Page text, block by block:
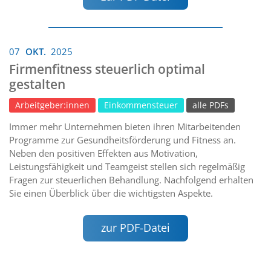
07 OKT. 2025
Firmenfitness steuerlich optimal
gestalten
Arbeitgeber:innen Einkommensteuer alle PDFs
Immer mehr Unternehmen bieten ihren Mitarbeitenden
Programme zur Gesundheitsförderung und Fitness an.
Neben den positiven Effekten aus Motivation,
Leistungsfähigkeit und Teamgeist stellen sich regelmäßig
Fragen zur steuerlichen Behandlung. Nachfolgend erhalten
Sie einen Überblick über die wichtigsten Aspekte.
zur PDF-Datei